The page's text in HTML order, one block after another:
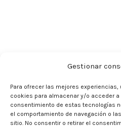
Gestionar
Para ofrecer las mejores
cookies para almacenar y/o acceder
consentimiento de estas tecnologías
el comportamiento de navegación o
sitio. No consentir o retirar el